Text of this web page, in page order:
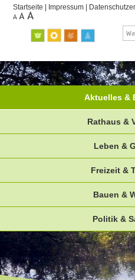
Startseite Impressum
Aktuelles &
Rathaus &
Leben &
Freizeit &
Bauen &
Politik &